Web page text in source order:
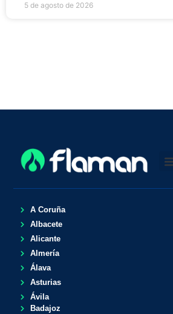
5 de agosto de 2026
A Coruña
Albacete
Alicante
Almería
Álava
Asturias
Ávila
Badajoz